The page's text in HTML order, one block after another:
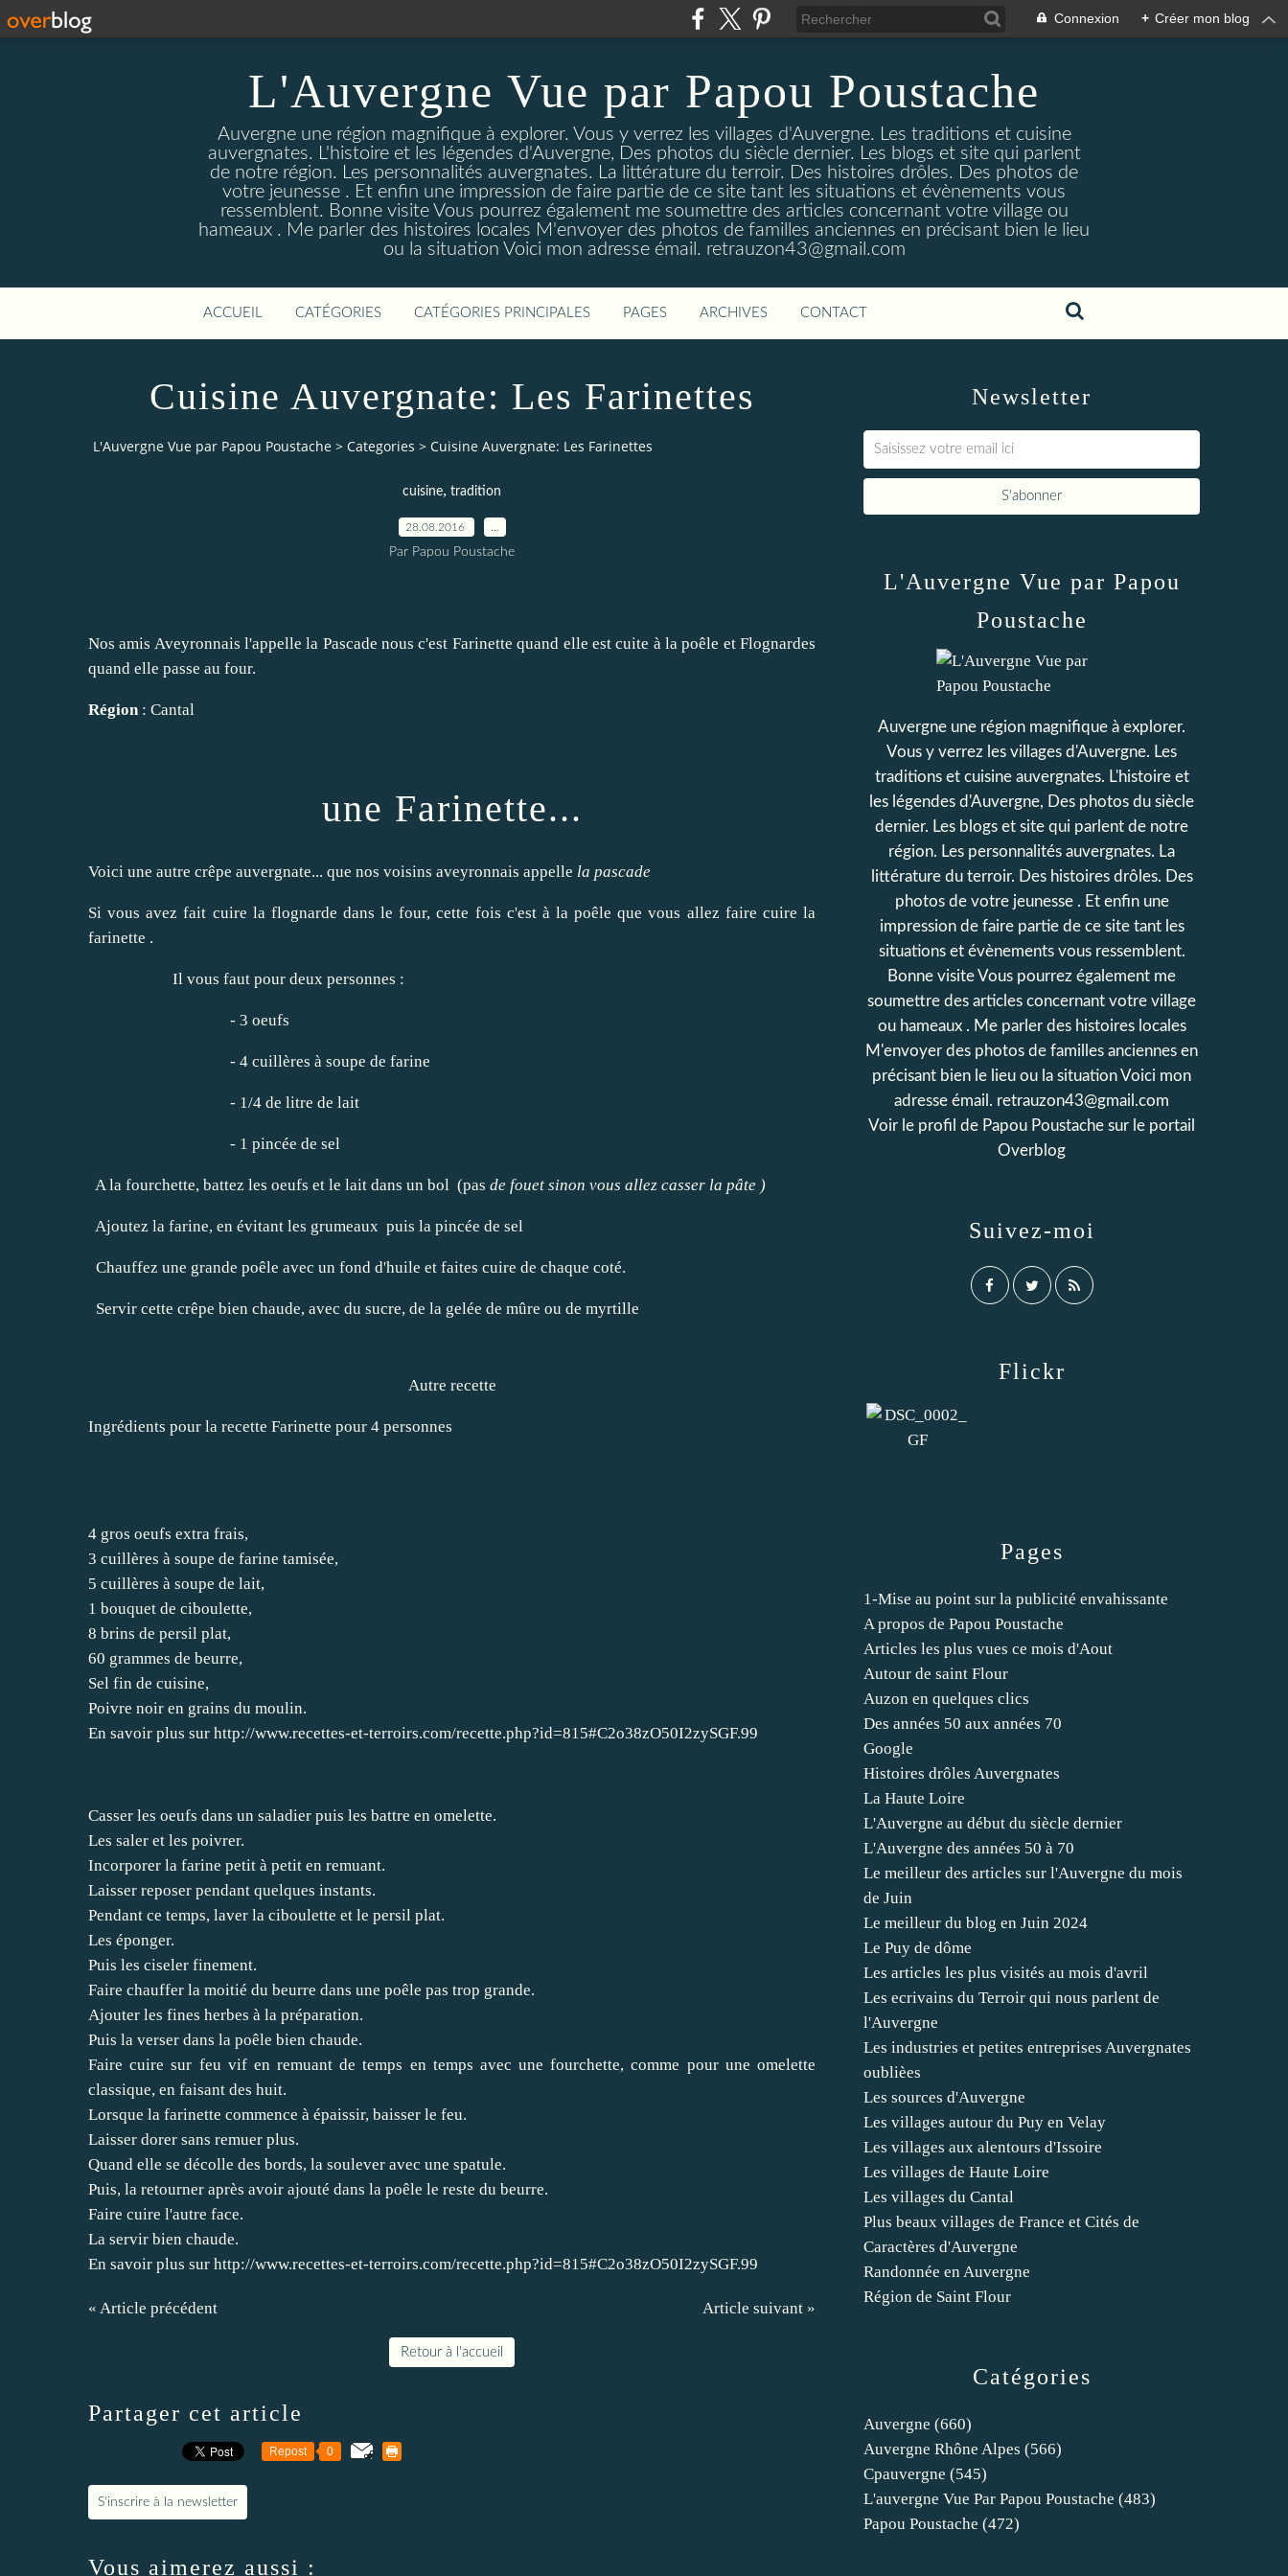
Connexion + Créer mon blog
L'Auvergne Vue par Papou Poustache
Auvergne une région magnifique à explorer. Vous y verrez les villages d'Auvergne. Les traditions et cuisine
auvergnates. L'histoire et les légendes d'Auvergne, Des photos du siècle dernier. Les blogs et site qui parlent
de notre région. Les personnalités auvergnates. La littérature du terroir. Des histoires drôles. Des photos de
votre jeunesse . Et enfin une impression de faire partie de ce site tant les situations et évènements vous
ressemblent. Bonne visite Vous pourrez également me soumettre des articles concernant votre village ou
hameaux . Me parler des histoires locales M'envoyer des photos de familles anciennes en précisant bien le lieu
ou la situation Voici mon adresse émail. retrauzon43@gmail.com
ACCUEIL CATÉGORIES CATÉGORIES PRINCIPALES PAGES ARCHIVES CONTACT
Cuisine Auvergnate: Les Farinettes
L'Auvergne Vue par Papou Poustache > Categories > Cuisine Auvergnate: Les Farinettes
cuisine, tradition
28.08.2016
Par Papou Poustache
Nos amis Aveyronnais l'appelle la Pascade nous c'est Farinette quand elle est cuite à la poêle et Flognardes
quand elle passe au four.
Région : Cantal
une Farinette...
Voici une autre crêpe auvergnate... que nos voisins aveyronnais appelle la pascade
Si vous avez fait cuire la flognarde dans le four, cette fois c'est à la poêle que vous allez faire cuire la
farinette .
Il vous faut pour deux personnes :
- 3 oeufs
- 4 cuillères à soupe de farine
- 1/4 de litre de lait
- 1 pincée de sel
A la fourchette, battez les oeufs et le lait dans un bol (pas de fouet sinon vous allez casser la pâte )
Ajoutez la farine, en évitant les grumeaux puis la pincée de sel
Chauffez une grande poêle avec un fond d'huile et faites cuire de chaque coté.
Servir cette crêpe bien chaude, avec du sucre, de la gelée de mûre ou de myrtille
Autre recette
Ingrédients pour la recette Farinette pour 4 personnes
4 gros oeufs extra frais,
3 cuillères à soupe de farine tamisée,
5 cuillères à soupe de lait,
1 bouquet de ciboulette,
8 brins de persil plat,
60 grammes de beurre,
Sel fin de cuisine,
Poivre noir en grains du moulin.
En savoir plus sur http://www.recettes-et-terroirs.com/recette.php?id=815#C2o38zO50I2zySGF.99
Casser les oeufs dans un saladier puis les battre en omelette.
Les saler et les poivrer.
Incorporer la farine petit à petit en remuant.
Laisser reposer pendant quelques instants.
Pendant ce temps, laver la ciboulette et le persil plat.
Les éponger.
Puis les ciseler finement.
Faire chauffer la moitié du beurre dans une poêle pas trop grande.
Ajouter les fines herbes à la préparation.
Puis la verser dans la poêle bien chaude.
Faire cuire sur feu vif en remuant de temps en temps avec une fourchette, comme pour une omelette
classique, en faisant des huit.
Lorsque la farinette commence à épaissir, baisser le feu.
Laisser dorer sans remuer plus.
Quand elle se décolle des bords, la soulever avec une spatule.
Puis, la retourner après avoir ajouté dans la poêle le reste du beurre.
Faire cuire l'autre face.
La servir bien chaude.
En savoir plus sur http://www.recettes-et-terroirs.com/recette.php?id=815#C2o38zO50I2zySGF.99
« Article précédent Article suivant »
Retour à l'accueil
Partager cet article
Repost 0
S'inscrire à la newsletter
Vous aimerez aussi :
Newsletter
Catégories
Auvergne (660)
Auvergne Rhône Alpes (566)
Cpauvergne (545)
L'auvergne Vue Par Papou Poustache (483)
Papou Poustache (472)
Pages
1-Mise au point sur la publicité envahissante
A propos de Papou Poustache
Articles les plus vues ce mois d'Aout
Autour de saint Flour
Auzon en quelques clics
Des années 50 aux années 70
Google
Histoires drôles Auvergnates
La Haute Loire
L'Auvergne au début du siècle dernier
L'Auvergne des années 50 à 70
Le meilleur des articles sur l'Auvergne du mois
de Juin
Le meilleur du blog en Juin 2024
Le Puy de dôme
Les articles les plus visités au mois d'avril
Les ecrivains du Terroir qui nous parlent de
l'Auvergne
Les industries et petites entreprises Auvergnates
oublièes
Les sources d'Auvergne
Les villages autour du Puy en Velay
Les villages aux alentours d'Issoire
Les villages de Haute Loire
Les villages du Cantal
Plus beaux villages de France et Cités de
Caractères d'Auvergne
Randonnée en Auvergne
Région de Saint Flour
L'Auvergne Vue par Papou
Poustache
Auvergne une région magnifique à explorer.
Vous y verrez les villages d'Auvergne. Les
traditions et cuisine auvergnates. L'histoire et
les légendes d'Auvergne, Des photos du siècle
dernier. Les blogs et site qui parlent de notre
région. Les personnalités auvergnates. La
littérature du terroir. Des histoires drôles. Des
photos de votre jeunesse . Et enfin une
impression de faire partie de ce site tant les
situations et évènements vous ressemblent.
Bonne visite Vous pourrez également me
soumettre des articles concernant votre village
ou hameaux . Me parler des histoires locales
M'envoyer des photos de familles anciennes en
précisant bien le lieu ou la situation Voici mon
adresse émail. retrauzon43@gmail.com
Voir le profil de Papou Poustache sur le portail
Overblog
Suivez-moi
Flickr